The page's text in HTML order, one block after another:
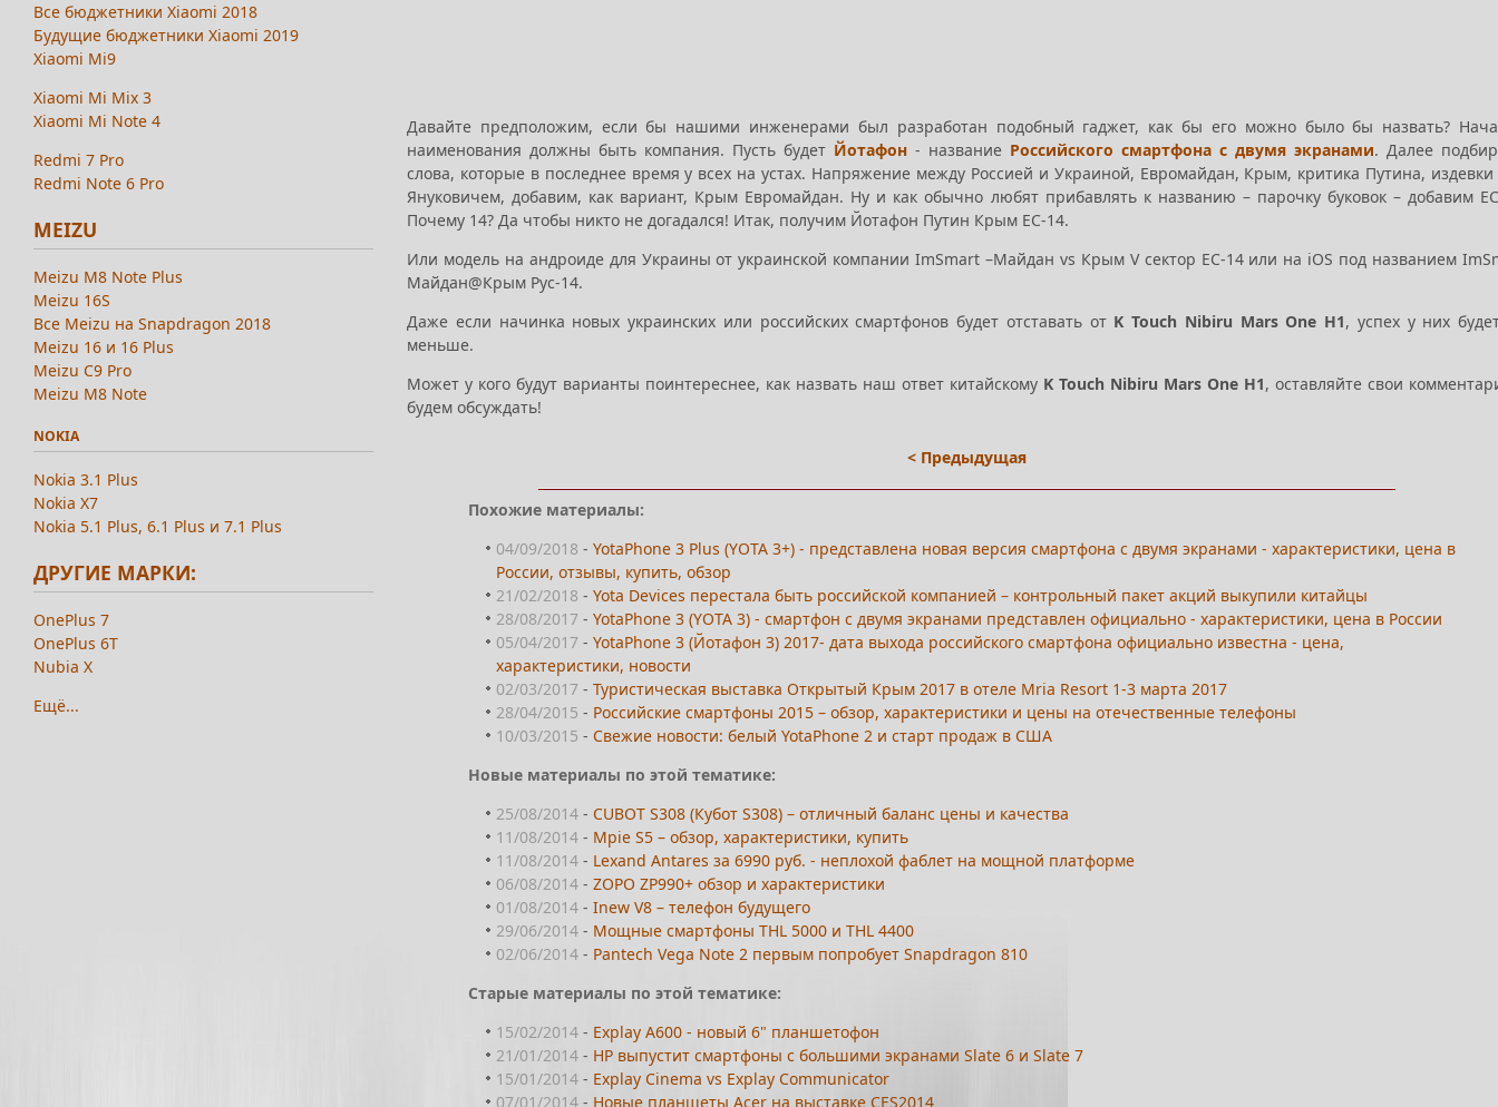
Давайте предположим, если бы нашими инженерами был разработан подобный гаджет, как бы его можно было бы назвать?
наименования должны быть компания. Пусть будет Йотафон - название Российского смартфона с двумя экранами. Далее
слова, которые в последнее время у всех на устах. Напряжение между Россией и Украиной, Евромайдан, Крым, критика Путина,
Януковичем, добавим, как вариант, Крым Евромайдан. Ну и как обычно любят прибавлять к названию – парочку буковок – добавим
Почему 14? Да чтобы никто не догадался! Итак, получим Йотафон Путин Крым ЕС-14.
Или модель на андроиде для Украины от украинской компании ImSmart –Майдан vs Крым V сектор ЕС-14 или на iOS под названием
Майдан@Крым Рус-14.
Даже если начинка новых украинских или российских смартфонов будет отставать от K Touch Nibiru Mars One H1, успех у них
меньше.
Может у кого будут варианты поинтереснее, как назвать наш ответ китайскому K Touch Nibiru Mars One H1, оставляйте свои
будем обсуждать!
< Предыдущая
Похожие материалы:
04/09/2018 -YotaPhone 3 Plus (YOTA 3+) - представлена новая версия смартфона с двумя экранами - характеристики, цена в
России, отзывы, купить, обзор
21/02/2018 -Yota Devices перестала быть российской компанией – контрольный пакет акций выкупили китайцы
28/08/2017 -YotaPhone 3 (YOTA 3) - смартфон с двумя экранами представлен официально - характеристики, цена в России
05/04/2017 -YotaPhone 3 (Йотафон 3) 2017- дата выхода российского смартфона официально известна - цена,
характеристики, новости
02/03/2017 -Туристическая выставка Открытый Крым 2017 в отеле Mria Resort 1-3 марта 2017
28/04/2015 - Российские смартфоны 2015 – обзор, характеристики и цены на отечественные телефоны
10/03/2015 - Свежие новости: белый YotaPhone 2 и старт продаж в США
Новые материалы по этой тематике:
25/08/2014 - CUBOT S308 (Кубот S308) – отличный баланс цены и качества
11/08/2014 - Mpie S5 – обзор, характеристики, купить
11/08/2014 - Lexand Antares за 6990 руб. - неплохой фаблет на мощной платформе
06/08/2014 -ZOPO ZP990+ обзор и характеристики
01/08/2014 -Inew V8 – телефон будущего
29/06/2014 - Мощные смартфоны THL 5000 и THL 4400
02/06/2014 - Pantech Vega Note 2 первым попробует Snapdragon 810
Старые материалы по этой тематике:
15/02/2014 - Explay A600 - новый 6" планшетофон
21/01/2014 - HP выпустит смартфоны с большими экранами Slate 6 и Slate 7
15/01/2014 - Explay Cinema vs Explay Communicator
07/01/2014 - Новые планшеты Acer на выставке CES2014
Все бюджетники Xiaomi 2018
Будущие бюджетники Xiaomi 2019
Xiaomi Mi9
Xiaomi Mi Mix 3
Xiaomi Mi Note 4
Redmi 7 Pro
Redmi Note 6 Pro
MEIZU
Meizu M8 Note Plus
Meizu 16S
Все Meizu на Snapdragon 2018
Meizu 16 и 16 Plus
Meizu C9 Pro
Meizu M8 Note
NOKIA
Nokia 3.1 Plus
Nokia X7
Nokia 5.1 Plus, 6.1 Plus и 7.1 Plus
ДРУГИЕ МАРКИ:
OnePlus 7
OnePlus 6T
Nubia X
Ещё...